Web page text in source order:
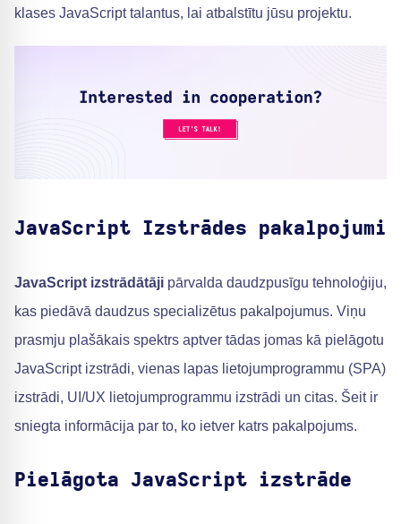
klases JavaScript talantus, lai atbalstītu jūsu projektu.
JavaScript Izstrādes pakalpojumi
JavaScript izstrādātāji pārvalda daudzpusīgu tehnoloģiju,
kas piedāvā daudzus specializētus pakalpojumus. Viņu
prasmju plašākais spektrs aptver tādas jomas kā pielāgotu
JavaScript izstrādi, vienas lapas lietojumprogrammu (SPA)
izstrādi, UI/UX lietojumprogrammu izstrādi un citas. Šeit ir
sniegta informācija par to, ko ietver katrs pakalpojums.
Pielāgota JavaScript izstrāde